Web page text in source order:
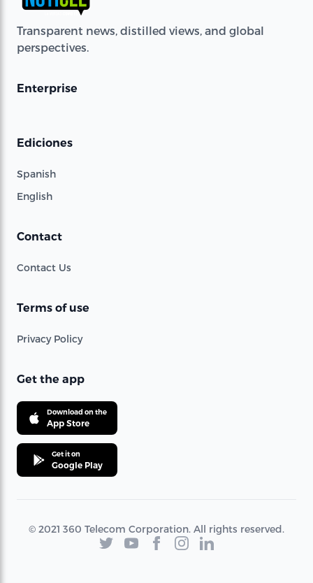
Transparent news, distilled views, and global
perspectives.
Enterprise
Ediciones
Spanish
English
Contact
Contact Us
Terms of use
Privacy Policy
Get the app
Download on the
App Store
Get it on
Google Play
© 2021 360 Telecom Corporation. All rights reserved.